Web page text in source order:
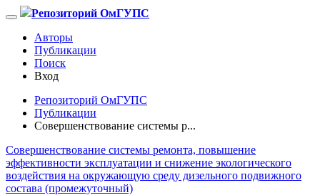
Репозиторий ОмГУПС
Авторы
Публикации
Поиск
Вход
Репозиторий ОмГУПС
Публикации
Совершенствование системы р...
Совершенствование системы ремонта, повышение
эффективности эксплуатации и снижение экологического
воздействия на окружающую среду дизельного подвижного
состава (промежуточный)